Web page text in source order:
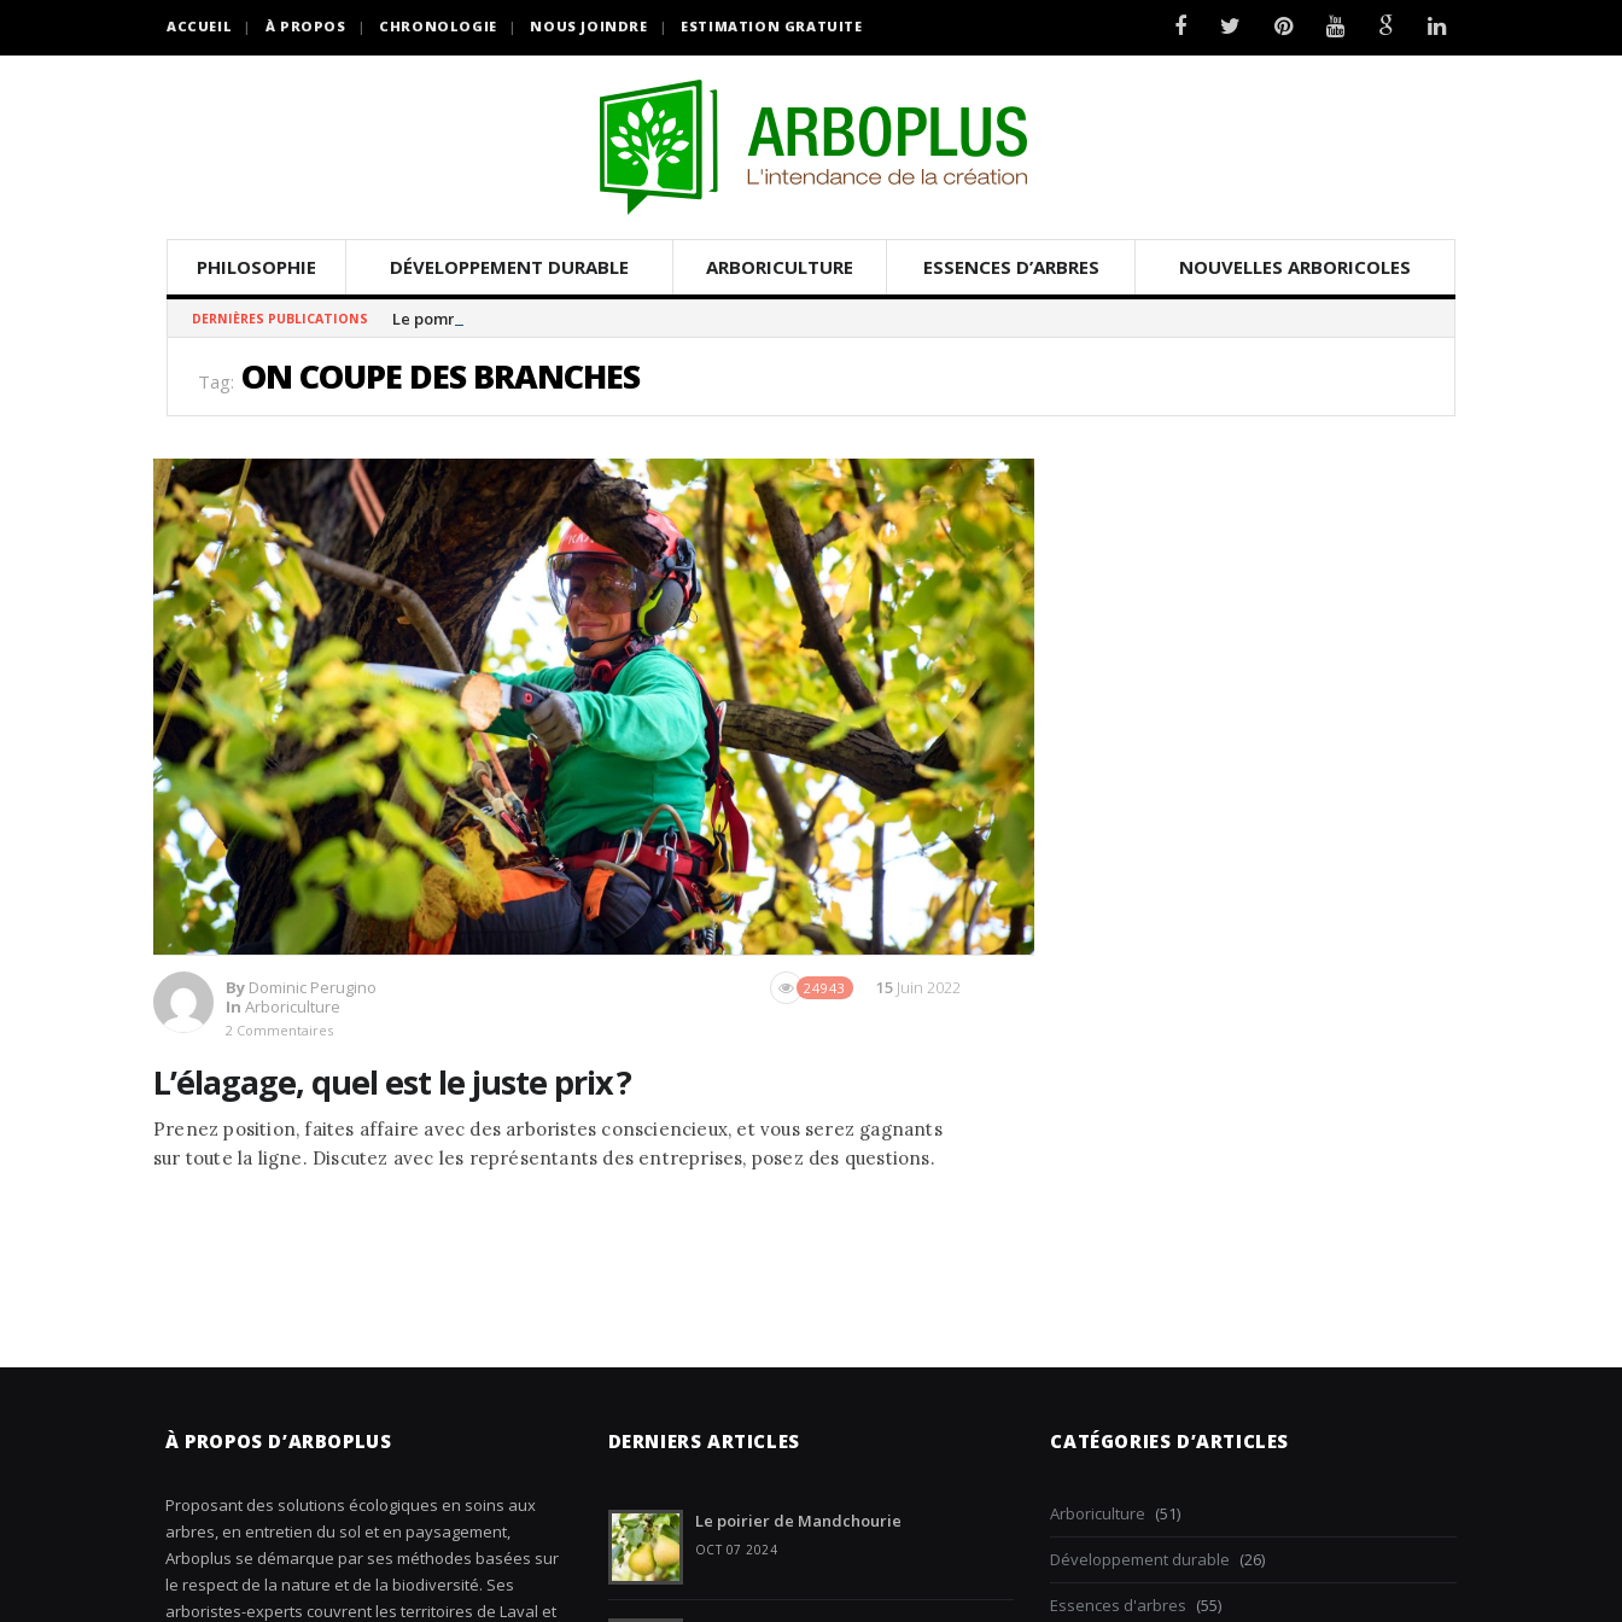
ACCUEIL À PROPOS CHRONOLOGIE NOUS JOINDRE ESTIMATION GRATUITE
PHILOSOPHIE DÉVELOPPEMENT DURABLE ARBORICULTURE ESSENCES D’ARBRES NOUVELLES ARBORICOLES
DERNIÈRES PUBLICATIONS Le pommier thé
Tag: ON COUPE DES BRANCHES
By Dominic Perugino
In Arboriculture
2 Commentaires
24943 15 Juin 2022
L’élagage, quel est le juste prix ?
Prenez position, faites affaire avec des arboristes consciencieux, et vous serez gagnants
sur toute la ligne. Discutez avec les représentants des entreprises, posez des questions.
À PROPOS D’ARBOPLUS
Proposant des solutions écologiques en soins aux
arbres, en entretien du sol et en paysagement,
Arboplus se démarque par ses méthodes basées sur
le respect de la nature et de la biodiversité. Ses
arboristes-experts couvrent les territoires de Laval et
DERNIERS ARTICLES
Le poirier de Mandchourie
OCT 07 2024
CATÉGORIES D’ARTICLES
Arboriculture (51)
Développement durable (26)
Essences d'arbres (55)